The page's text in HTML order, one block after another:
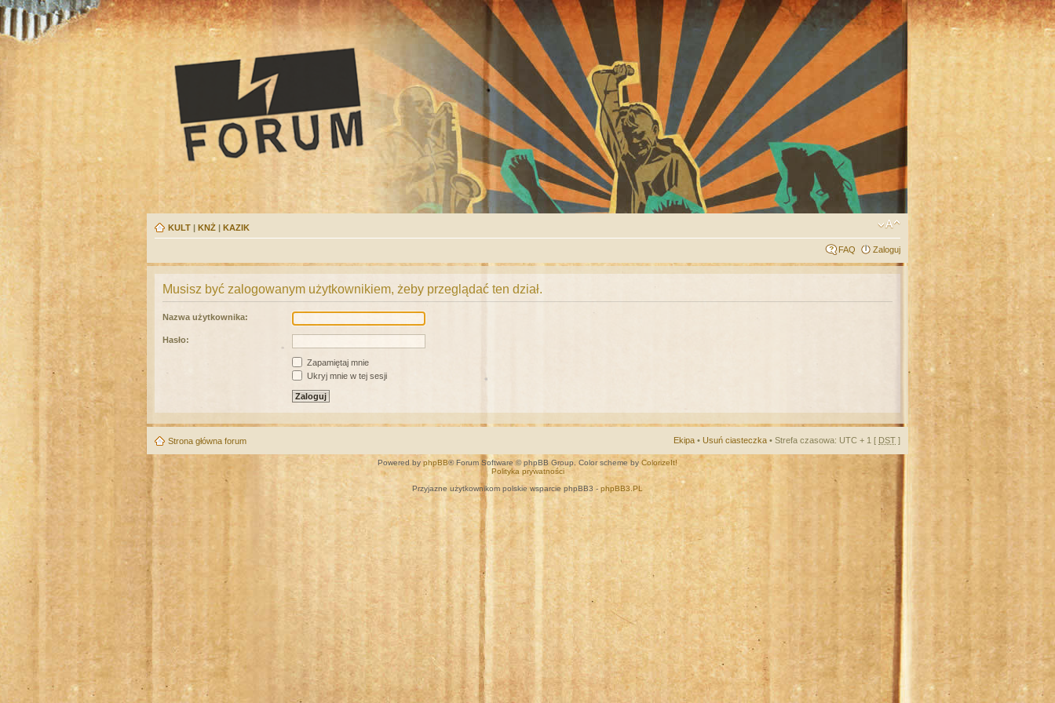
KULT | KNŻ | KAZIK
FAQ Zaloguj
Musisz być zalogowanym użytkownikiem, żeby przeglądać ten dział.
Nazwa użytkownika:
Hasło:
Zapamiętaj mnie
Ukryj mnie w tej sesji
Strona główna forum Ekipa • Usuń ciasteczka • Strefa czasowa: UTC + 1 [ DST ]
Powered by phpBB® Forum Software © phpBB Group. Color scheme by ColorizeIt!
Polityka prywatności
Przyjazne użytkownikom polskie wsparcie phpBB3 - phpBB3.PL